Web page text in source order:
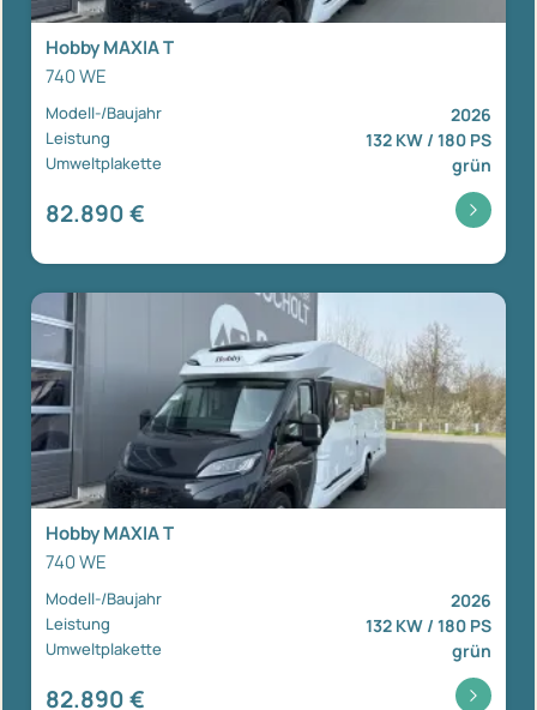
Hobby MAXIA T
740 WE
Modell-/Baujahr 2026
Leistung 132 KW / 180 PS
Umweltplakette grün
82.890 €
Hobby MAXIA T
740 WE
Modell-/Baujahr 2026
Leistung 132 KW / 180 PS
Umweltplakette grün
82.890 €